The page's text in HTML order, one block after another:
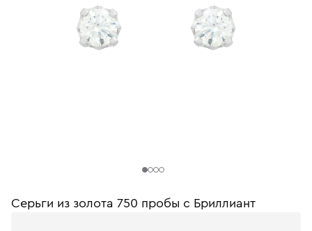
Серьги из золота 750 пробы c Бриллиант